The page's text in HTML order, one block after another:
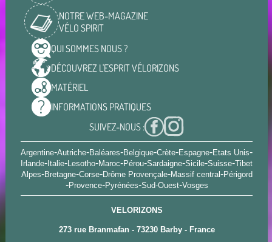
NOTRE WEB-MAGAZINE
VÉLO SPIRIT
QUI SOMMES NOUS ?
DÉCOUVREZ L'ESPRITVÉLORIZONS
MATÉRIEL
INFORMATIONS PRATIQUES
SUIVEZ-NOUS :
Argentine-Autriche-Baléares-Belgique-Crète-Espagne-Etats Unis-
Irlande-Italie-Lesotho-Maroc-Pérou-Sardaigne-Sicile-Suisse-Tibet
Alpes-Bretagne-Corse-Drôme Provençale-Massif central-Périgord
-Provence-Pyrénées-Sud-Ouest-Vosges
VELORIZONS
273 rue Branmafan - 73230 Barby - France